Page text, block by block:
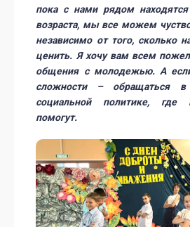
пока с нами рядом
возраста, мы все можем
независимо от того, сколько
ценить. Я хочу вам всем
общения с молодежью. А
сложности – обращаться в
социальной политике, где
помогут.